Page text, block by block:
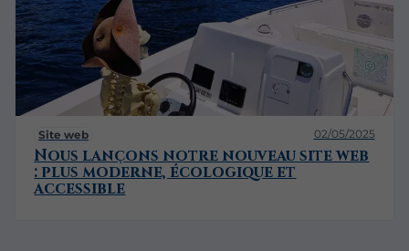
Site web 02/05/2025
Nous lançons notre nouveau site web
: plus moderne, écologique et
accessible